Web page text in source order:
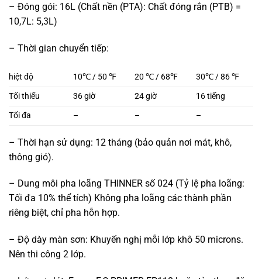
– Đóng gói: 16L (Chất nền (PTA): Chất đóng rắn (PTB) =
10,7L: 5,3L)
– Thời gian chuyển tiếp:
hiệt độ 10℃ / 50 ℉ 20 ℃ / 68℉
30℃ / 86 ℉
Tối thiểu
36 giờ 24 giờ
16 tiếng
Tối đa
– – –
– Thời hạn sử dụng: 12 tháng (bảo quản nơi mát, khô,
thông gió).
– Dung môi pha loãng THINNER số 024 (Tỷ lệ pha loãng:
Tối đa 10% thể tích) Không pha loãng các thành phần
riêng biệt, chỉ pha hỗn hợp.
– Độ dày màn sơn: Khuyến nghị mỗi lớp khô 50 microns.
Nên thi công 2 lớp.